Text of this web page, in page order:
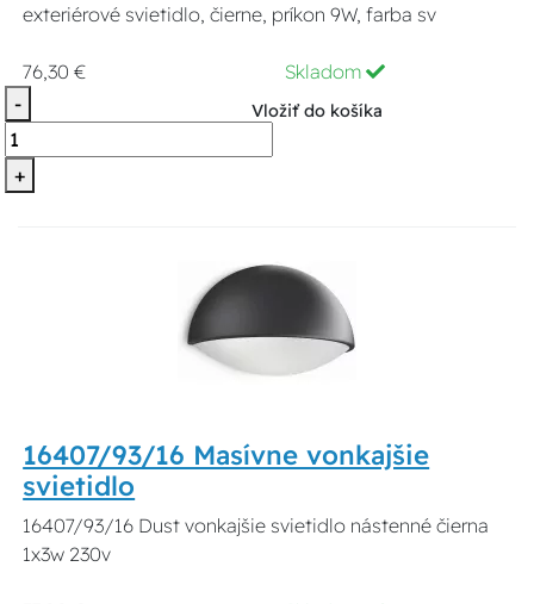
exteriérové svietidlo, čierne, príkon 9W, farba sv
76,30 €
Skladom
-
+
Vložiť do košíka
16407/93/16 Masívne vonkajšie
svietidlo
16407/93/16 Dust vonkajšie svietidlo nástenné čierna
1x3w 230v